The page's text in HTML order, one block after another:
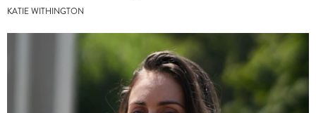
KATIE WITHINGTON